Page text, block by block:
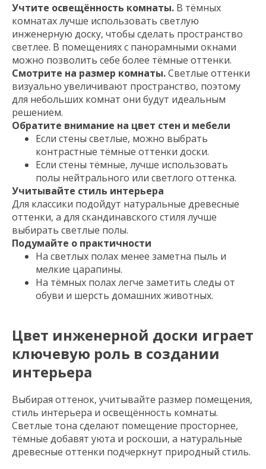
Учтите освещённость комнаты. В тёмных
комнатах лучше использовать светлую
инженерную доску, чтобы сделать пространство
светлее. В помещениях с панорамными окнами
можно позволить себе более тёмные оттенки.
Смотрите на размер комнаты.Светлые оттенки
визуально увеличивают пространство, поэтому
для небольших комнат они будут идеальным
решением.
Обратите внимание на цвет стен и мебели
Если стены светлые, можно выбрать
контрастные тёмные оттенки доски.
Если стены тёмные, лучше использовать
полы нейтрального или светлого оттенка.
Учитывайте стиль интерьера
Для классики подойдут натуральные древесные
оттенки, а для скандинавского стиля лучше
выбирать светлые полы.
Подумайте о практичности
На светлых полах менее заметна пыль и
мелкие царапины.
На тёмных полах легче заметить следы от
обуви и шерсть домашних животных.
Цвет инженерной доски играет
ключевую роль в создании
интерьера
Выбирая оттенок, учитывайте размер помещения,
стиль интерьера и освещённость комнаты.
Светлые тона сделают помещение просторнее,
тёмные добавят уюта и роскоши, а натуральные
древесные оттенки подчеркнут природный стиль.